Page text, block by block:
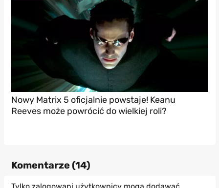
Nowy Matrix 5 oficjalnie powstaje! Keanu
Reeves może powrócić do wielkiej roli?
Komentarze (14)